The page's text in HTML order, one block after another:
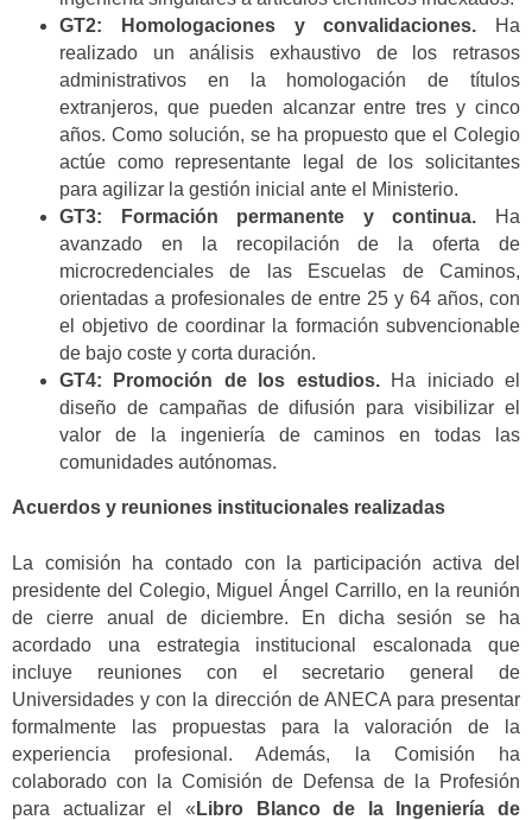
GT2: Homologaciones y convalidaciones. Ha
realizado un análisis exhaustivo de los retrasos
administrativos en la homologación de títulos
extranjeros, que pueden alcanzar entre tres y cinco
años. Como solución, se ha propuesto que el Colegio
actúe como representante legal de los solicitantes
para agilizar la gestión inicial ante el Ministerio.
GT3: Formación permanente y continua. Ha
avanzado en la recopilación de la oferta de
microcredenciales de las Escuelas de Caminos,
orientadas a profesionales de entre 25 y 64 años, con
el objetivo de coordinar la formación subvencionable
de bajo coste y corta duración.
GT4: Promoción de los estudios.Ha iniciado el
diseño de campañas de difusión para visibilizar el
valor de la ingeniería de caminos en todas las
comunidades autónomas.
Acuerdos y reuniones institucionales realizadas
La comisión ha contado con la participación activa del
presidente del Colegio, Miguel Ángel Carrillo, en la reunión
de cierre anual de diciembre. En dicha sesión se ha
acordado una estrategia institucional escalonada que
incluye reuniones con el secretario general de
Universidades y con la dirección de ANECA para presentar
formalmente las propuestas para la valoración de la
experiencia profesional. Además, la Comisión ha
colaborado con la Comisión de Defensa de la Profesión
para actualizar el « Libro Blanco de la Ingeniería de